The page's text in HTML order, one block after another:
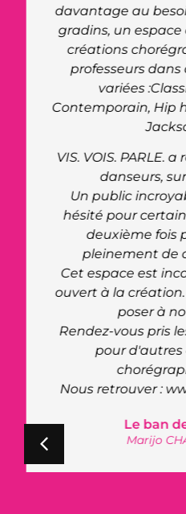
très
La venue du
nos artistes a
merci à lui de
porté. Le
réceptif et
demandes. Ils
La salle a un
sa scène au
plus offert une
la troupe du
pour eux. Leur
ils ont pris un
cette
Clara
Cabaret de